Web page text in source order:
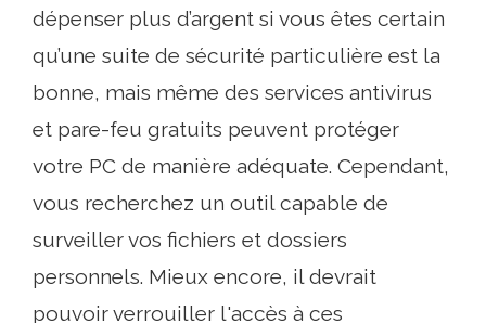
dépenser plus d’argent si vous êtes certain
qu’une suite de sécurité particulière est la
bonne, mais même des services antivirus
et pare-feu gratuits peuvent protéger
votre PC de manière adéquate. Cependant,
vous recherchez un outil capable de
surveiller vos fichiers et dossiers
personnels. Mieux encore, il devrait
pouvoir verrouiller l'accès à ces